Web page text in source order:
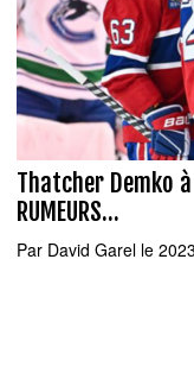
Thatcher Demko
RUMEURS...
Par David Garel le